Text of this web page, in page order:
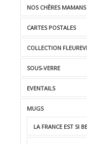
NOS CHÈRES MAMANS
CARTES POSTALES
COLLECTION
SOUS-VERRE
EVENTAILS
MUGS
LA FRANCE EST SI